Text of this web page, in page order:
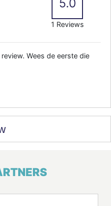
5.0
1 Reviews
Wees de eerste die